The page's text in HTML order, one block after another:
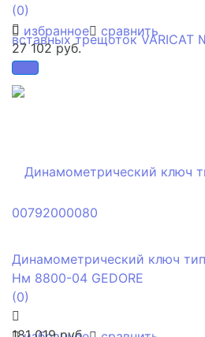
избранное сравнить
(0)
27 102 руб.
Динамометрический ключ
Нм 8800-04 GEDORE
(0)